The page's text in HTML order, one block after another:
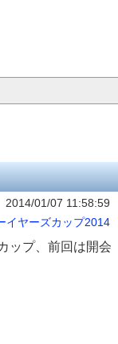
2014/01/07 11:58:59
イヤーズカップ2014
ップ、前回は開会